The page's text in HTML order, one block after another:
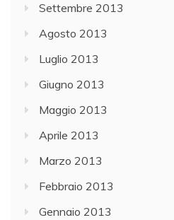
Settembre 2013
Agosto 2013
Luglio 2013
Giugno 2013
Maggio 2013
Aprile 2013
Marzo 2013
Febbraio 2013
Gennaio 2013